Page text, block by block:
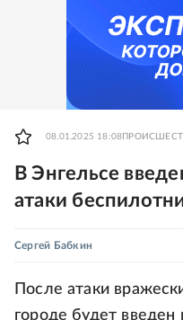
08.01.2025 18:08
В Энгельсе
атаки
Сергей Бабкин
После атаки
городе будет